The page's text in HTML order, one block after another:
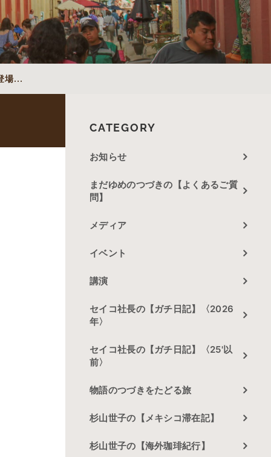
場...
CATEGORY
お知らせ
まだゆめのつづきの【よくあるご質
問】
メディア
イベント
講演
セイコ社長の【ガチ日記】〈2026
年〉
セイコ社長の【ガチ日記】〈25'以
前〉
物語のつづきをたどる旅
杉山世子の【メキシコ滞在記】
杉山世子の【海外珈琲紀行】